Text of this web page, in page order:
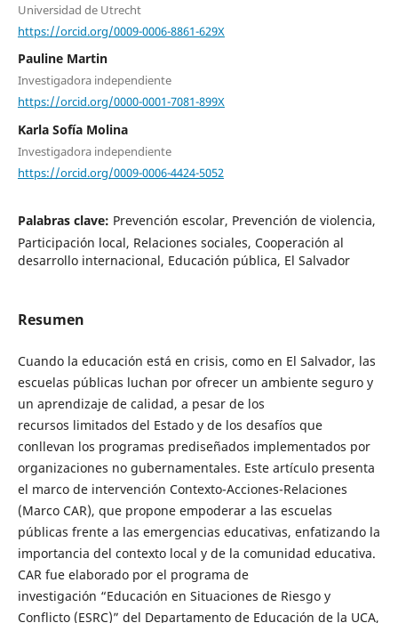
Universidad de Utrecht
https://orcid.org/0009-0006-8861-629X
Pauline Martin
Investigadora independiente
https://orcid.org/0000-0001-7081-899X
Karla Sofía Molina
Investigadora independiente
https://orcid.org/0009-0006-4424-5052
Palabras clave: Prevención escolar, Prevención de violencia,
Participación local, Relaciones sociales, Cooperación al
desarrollo internacional, Educación pública, El Salvador
Resumen
Cuando la educación está en crisis, como en El Salvador, las
escuelas públicas luchan por ofrecer un ambiente seguro y
un aprendizaje de calidad, a pesar de los
recursos limitados del Estado y de los desafíos que
conllevan los programas prediseñados implementados por
organizaciones no gubernamentales. Este artículo presenta
el marco de intervención Contexto-Acciones-Relaciones
(Marco CAR), que propone empoderar a las escuelas
públicas frente a las emergencias educativas, enfatizando la
importancia del contexto local y de la comunidad educativa.
CAR fue elaborado por el programa de
investigación “Educación en Situaciones de Riesgo y
Conflicto (ESRC)” del Departamento de Educación de la UCA,